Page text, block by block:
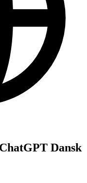
Dansk